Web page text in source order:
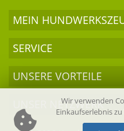
Wir verwenden
Einkaufserlebnis
MEIN
SERVICE
UNSERE VORTEILE
UNSER NETZWERK